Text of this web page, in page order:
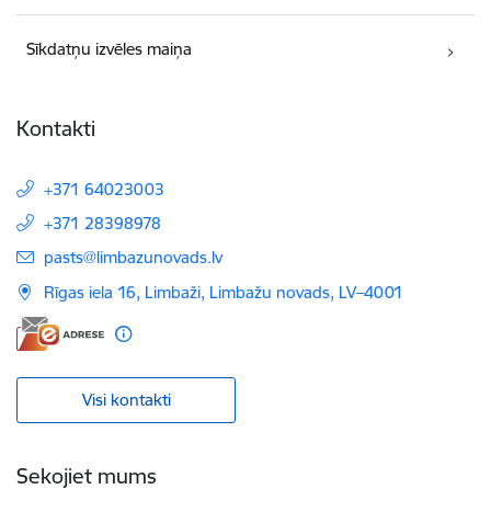
Sīkdatņu izvēles maiņa
Kontakti
+371 64023003
+371 28398978
E-pasts:
pasts@limbazunovads.lv
Rīgas iela 16, Limbaži, Limbažu novads, LV–4001
Visi kontakti
Sekojiet mums